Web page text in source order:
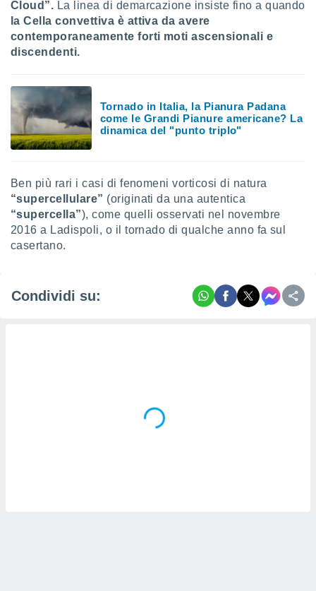
Cloud”. La linea di demarcazione insiste fino a quando
la Cella convettiva è attiva da avere
contemporaneamente forti moti ascensionali e
discendenti.
Tornado in Italia, la Pianura Padana
come le Grandi Pianure americane? La
dinamica del "punto triplo"
Ben più rari i casi di fenomeni vorticosi di natura
“supercellulare” (originati da una autentica
“supercella”), come quelli osservati nel novembre
2016 a Ladispoli, o il tornado di qualche anno fa sul
casertano.
Condividi su: